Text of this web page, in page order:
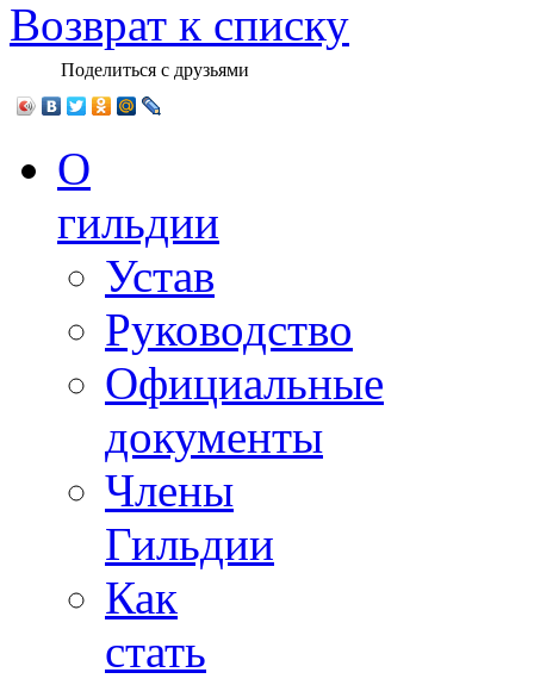
Возврат к списку
Поделиться с друзьями
О
гильдии
Устав
Руководство
Официальные
документы
Члены
Гильдии
Как
стать